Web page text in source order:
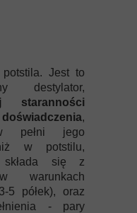
potstila. Jest to
destylator,
staranności
,
pełni jego
w potstilu,
składa się z
warunkach
5 półek), oraz
- pary